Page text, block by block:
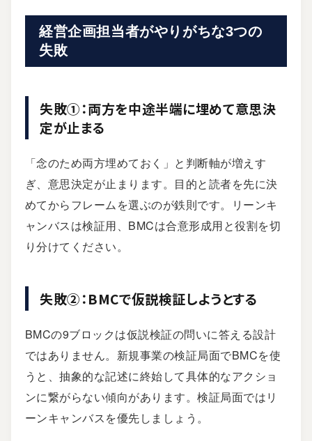
経営企画担当者がやりがちな3つの
失敗
失敗①：両方を中途半端に埋めて意思決
定が止まる
「念のため両方埋めておく」と判断軸が増えす
ぎ、意思決定が止まります。目的と読者を先に決
めてからフレームを選ぶのが鉄則です。リーンキ
ャンバスは検証用、BMCは合意形成用と役割を切
り分けてください。
失敗②：BMCで仮説検証しようとする
BMCの9ブロックは仮説検証の問いに答える設計
ではありません。新規事業の検証局面でBMCを使
うと、抽象的な記述に終始して具体的なアクショ
ンに繋がらない傾向があります。検証局面ではリ
ーンキャンバスを優先しましょう。